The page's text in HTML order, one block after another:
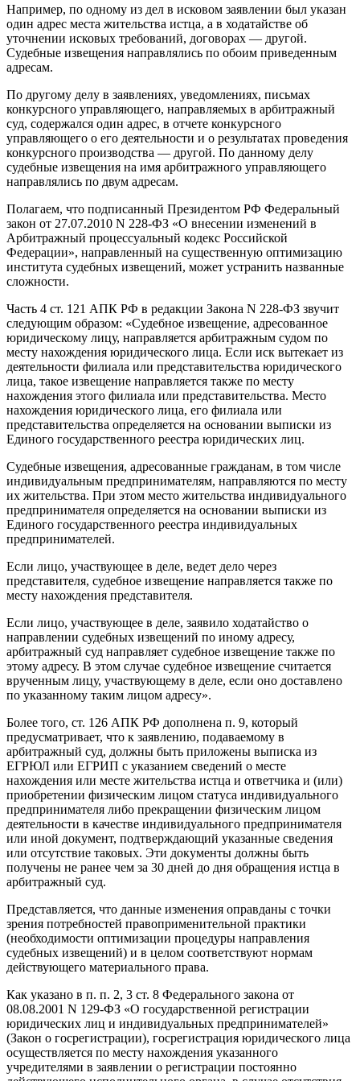
Например, по одному из дел в исковом заявлении был указан
один адрес места жительства истца, а в ходатайстве об
уточнении исковых требований, договорах — другой.
Судебные извещения направлялись по обоим приведенным
адресам.
По другому делу в заявлениях, уведомлениях, письмах
конкурсного управляющего, направляемых в арбитражный
суд, содержался один адрес, в отчете конкурсного
управляющего о его деятельности и о результатах проведения
конкурсного производства — другой. По данному делу
судебные извещения на имя арбитражного управляющего
направлялись по двум адресам.
Полагаем, что подписанный Президентом РФ Федеральный
закон от 27.07.2010 N 228-ФЗ «О внесении изменений в
Арбитражный процессуальный кодекс Российской
Федерации», направленный на существенную оптимизацию
института судебных извещений, может устранить названные
сложности.
Часть 4 ст. 121 АПК РФ в редакции Закона N 228-ФЗ звучит
следующим образом: «Судебное извещение, адресованное
юридическому лицу, направляется арбитражным судом по
месту нахождения юридического лица. Если иск вытекает из
деятельности филиала или представительства юридического
лица, такое извещение направляется также по месту
нахождения этого филиала или представительства. Место
нахождения юридического лица, его филиала или
представительства определяется на основании выписки из
Единого государственного реестра юридических лиц.
Судебные извещения, адресованные гражданам, в том числе
индивидуальным предпринимателям, направляются по месту
их жительства. При этом место жительства индивидуального
предпринимателя определяется на основании выписки из
Единого государственного реестра индивидуальных
предпринимателей.
Если лицо, участвующее в деле, ведет дело через
представителя, судебное извещение направляется также по
месту нахождения представителя.
Если лицо, участвующее в деле, заявило ходатайство о
направлении судебных извещений по иному адресу,
арбитражный суд направляет судебное извещение также по
этому адресу. В этом случае судебное извещение считается
врученным лицу, участвующему в деле, если оно доставлено
по указанному таким лицом адресу».
Более того, ст. 126 АПК РФ дополнена п. 9, который
предусматривает, что к заявлению, подаваемому в
арбитражный суд, должны быть приложены выписка из
ЕГРЮЛ или ЕГРИП с указанием сведений о месте
нахождения или месте жительства истца и ответчика и (или)
приобретении физическим лицом статуса индивидуального
предпринимателя либо прекращении физическим лицом
деятельности в качестве индивидуального предпринимателя
или иной документ, подтверждающий указанные сведения
или отсутствие таковых. Эти документы должны быть
получены не ранее чем за 30 дней до дня обращения истца в
арбитражный суд.
Представляется, что данные изменения оправданы с точки
зрения потребностей правоприменительной практики
(необходимости оптимизации процедуры направления
судебных извещений) и в целом соответствуют нормам
действующего материального права.
Как указано в п. п. 2, 3 ст. 8 Федерального закона от
08.08.2001 N 129-ФЗ «О государственной регистрации
юридических лиц и индивидуальных предпринимателей»
(Закон о госрегистрации), госрегистрация юридического лица
осуществляется по месту нахождения указанного
учредителями в заявлении о регистрации постоянно